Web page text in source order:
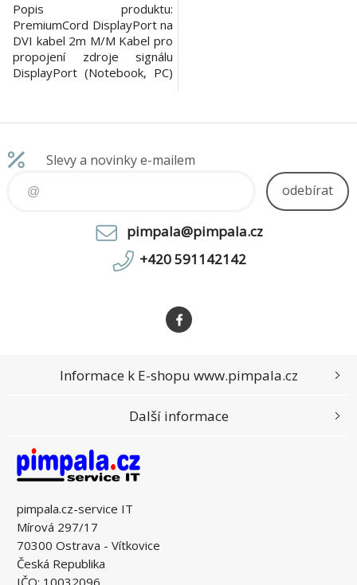
Popis produktu:
PremiumCord DisplayPort na
DVI kabel 2m M/M Kabel pro
propojení zdroje signálu
DisplayPort (Notebook, PC)
DisplayPort musí být zdroj
kompatibilní s Displayport
1.1, až 1.62Gbps a 2.7Gbps
přenosová rychlost dat *
podpora plného Displaypor
Slevy a novinky e-mailem
odebírat
pimpala@pimpala.cz
+420 591142142
pimpala.cz-service IT
Mírová 297/17
70300 Ostrava - Vítkovice
Česká Republika
IČO: 10032096
Informace k E-shopu www.pimpala.cz
Další informace